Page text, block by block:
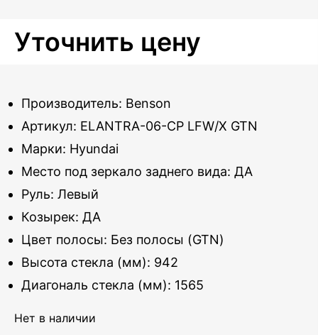
Уточнить цену
Производитель: Benson
Артикул: ELANTRA-06-CP LFW/X GTN
Марки: Hyundai
Место под зеркало заднего вида: ДА
Руль: Левый
Козырек: ДА
Цвет полосы: Без полосы (GTN)
Высота стекла (мм): 942
Диагональ стекла (мм): 1565
Нет в наличии